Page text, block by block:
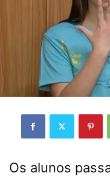
Os alunos